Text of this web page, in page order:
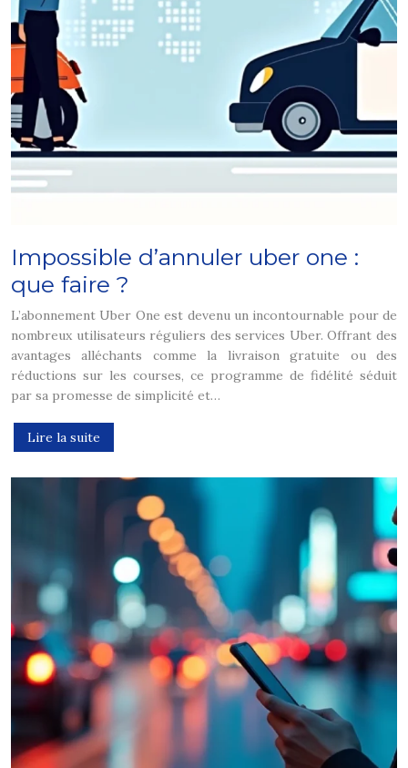
Impossible d’annuler uber one :
que faire ?
L’abonnement Uber One est devenu un incontournable pour de
nombreux utilisateurs réguliers des services Uber. Offrant des
avantages alléchants comme la livraison gratuite ou des
réductions sur les courses, ce programme de fidélité séduit
par sa promesse de simplicité et…
Lire la suite